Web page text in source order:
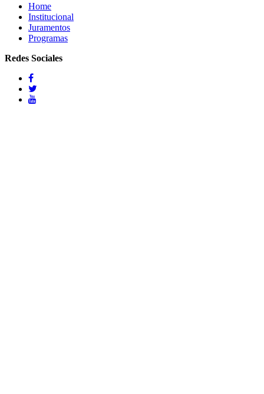
Home
Institucional
Juramentos
Programas
Redes Sociales